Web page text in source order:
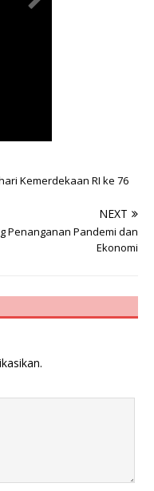
Kemerdekaan RI ke 76
NEXT
Penanganan Pandemi dan
Ekonomi